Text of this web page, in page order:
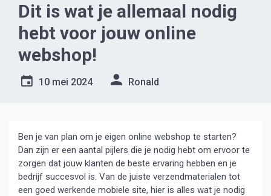
Dit is wat je allemaal nodig
hebt voor jouw online
webshop!
10 mei 2024 Ronald
Ben je van plan om je eigen online webshop te starten?
Dan zijn er een aantal pijlers die je nodig hebt om ervoor te
zorgen dat jouw klanten de beste ervaring hebben en je
bedrijf succesvol is. Van de juiste verzendmaterialen tot
een goed werkende mobiele site, hier is alles wat je nodig